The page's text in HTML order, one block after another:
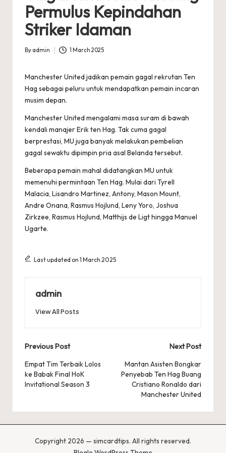
Permulus Kepindahan
Striker Idaman
Posted
By admin 1 March 2025
Manchester United jadikan pemain gagal rekrutan Ten
Hag sebagai peluru untuk mendapatkan pemain incaran
musim depan.
Manchester United mengalami masa suram di bawah
kendali manajer Erik ten Hag. Tak cuma gagal
berprestasi, MU juga banyak melakukan pembelian
gagal sewaktu dipimpin pria asal Belanda tersebut.
Beberapa pemain mahal didatangkan MU untuk
memenuhi permintaan Ten Hag. Mulai dari Tyrell
Malacia, Lisandro Martinez, Antony, Mason Mount,
Andre Onana, Rasmus Hojlund, Leny Yoro, Joshua
Zirkzee, Rasmus Hojlund, Matthijs de Ligt hingga Manuel
Ugarte.
Last updated on 1 March 2025
admin
View All Posts
Post
navigation
Previous Post
Empat Tim Terbaik Lolos
ke Babak Final HoK
Invitational Season 3
Next Post
Mantan Asisten Bongkar
Penyebab Ten Hag Buang
Cristiano Ronaldo dari
Manchester United
Copyright 2026 — simcardtips. All rights reserved.